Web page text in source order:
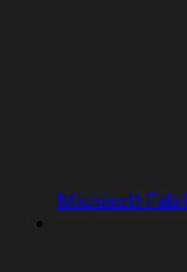
Microsoft